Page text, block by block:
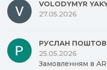
VOLODYMYR
27.05.2026
РУСЛАН
25.05.2026
Замовленням в